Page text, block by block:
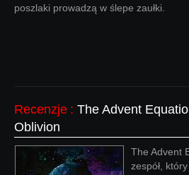
poszlaki prowadzą w ślepe zaułki.
Recenzje : The Advent
Oblivion
The Advent
zespół,